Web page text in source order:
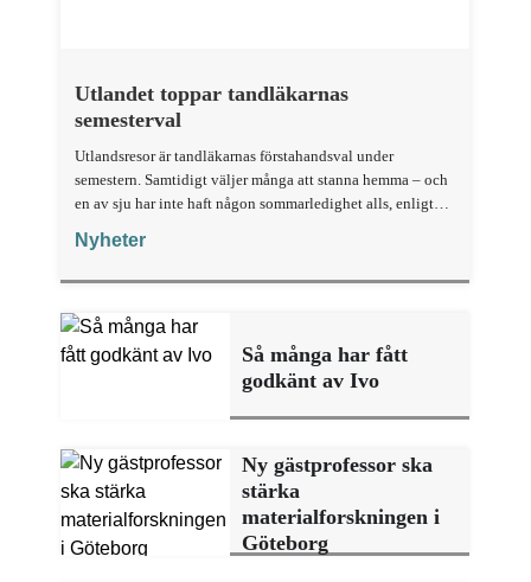
Utlandet toppar tandläkarnas
semesterval
Utlandsresor är tandläkarnas förstahandsval under
semestern. Samtidigt väljer många att stanna hemma – och
en av sju har inte haft någon sommarledighet alls, enligt
Nyheter
Så många har fått
godkänt av Ivo
Ny gästprofessor ska
stärka
materialforskningen i
Göteborg